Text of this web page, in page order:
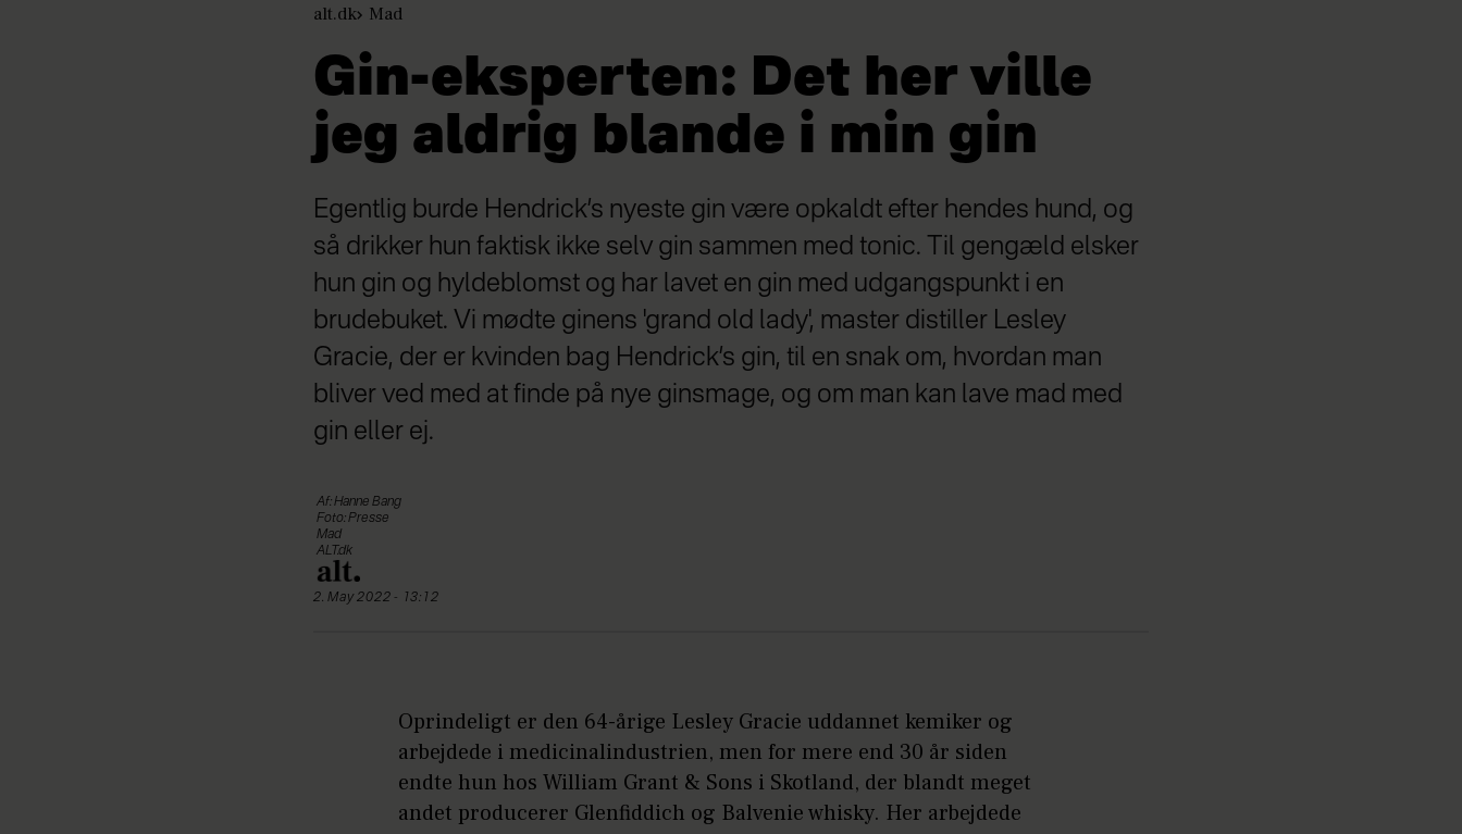
alt.dk Mad
Gin-eksperten: Det her ville
jeg aldrig blande i min gin
Egentlig burde Hendrick’s nyeste gin være opkaldt efter hendes hund, og
så drikker hun faktisk ikke selv gin sammen med tonic. Til gengæld elsker
hun gin og hyldeblomst og har lavet en gin med udgangspunkt i en
brudebuket. Vi mødte ginens 'grand old lady', master distiller Lesley
Gracie, der er kvinden bag Hendrick’s gin, til en snak om, hvordan man
bliver ved med at finde på nye ginsmage, og om man kan lave mad med
gin eller ej.
Af: Hanne Bang
Foto: Presse
Mad
ALT.dk
2. May 2022 - 13:12
Oprindeligt er den 64-årige Lesley Gracie uddannet kemiker og
arbejdede i medicinalindustrien, men for mere end 30 år siden
endte hun hos William Grant & Sons i Skotland, der blandt meget
andet producerer Glenfiddich og Balvenie whisky. Her arbejdede